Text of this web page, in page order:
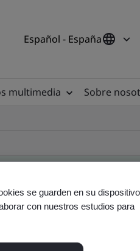
Español - España
multimedia
Sobre
se guarden en su dispositivo
con nuestros estudios para